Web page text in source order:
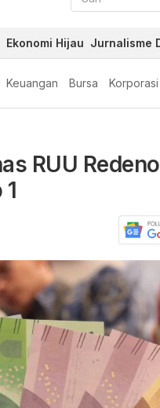
Ekonomi Hijau Jurnalisme
Keuangan Bursa Korporasi
RUU